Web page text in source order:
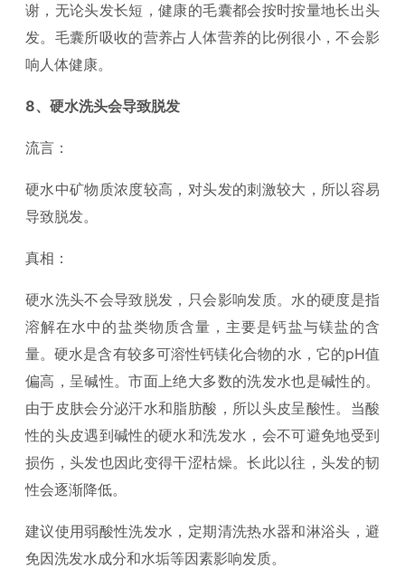
谢，无论头发长短，健康的毛囊都会按时按量地长出头
发。毛囊所吸收的营养占人体营养的比例很小，不会影
响人体健康。
8、硬水洗头会导致脱发
流言：
硬水中矿物质浓度较高，对头发的刺激较大，所以容易
导致脱发。
真相：
硬水洗头不会导致脱发，只会影响发质。水的硬度是指
溶解在水中的盐类物质含量，主要是钙盐与镁盐的含
量。硬水是含有较多可溶性钙镁化合物的水，它的pH值
偏高，呈碱性。市面上绝大多数的洗发水也是碱性的。
由于皮肤会分泌汗水和脂肪酸，所以头皮呈酸性。当酸
性的头皮遇到碱性的硬水和洗发水，会不可避免地受到
损伤，头发也因此变得干涩枯燥。长此以往，头发的韧
性会逐渐降低。
建议使用弱酸性洗发水，定期清洗热水器和淋浴头，避
免因洗发水成分和水垢等因素影响发质。